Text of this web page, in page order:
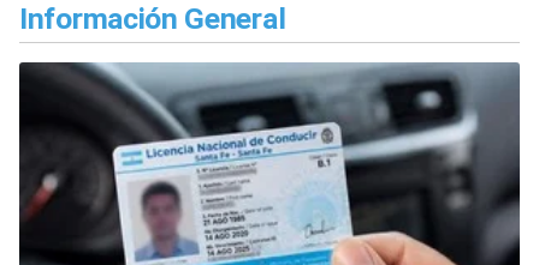
Información General